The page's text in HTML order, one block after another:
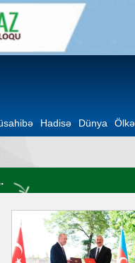
Hadisə Dünya Ölkə